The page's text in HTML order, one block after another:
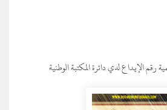
رقم الإيداع لدي دائرة المكتبة الوطنية